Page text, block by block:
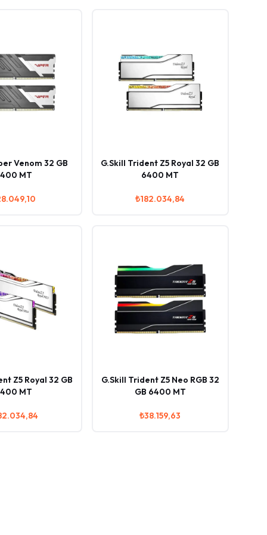
Venom 32 GB
MT
G.Skill Trident Z5 Royal 32 GB
6400 MT
₺182.034,84
Z5 Royal 32 GB
MT
G.Skill Trident Z5 Neo RGB 32
GB 6400 MT
₺38.159,63